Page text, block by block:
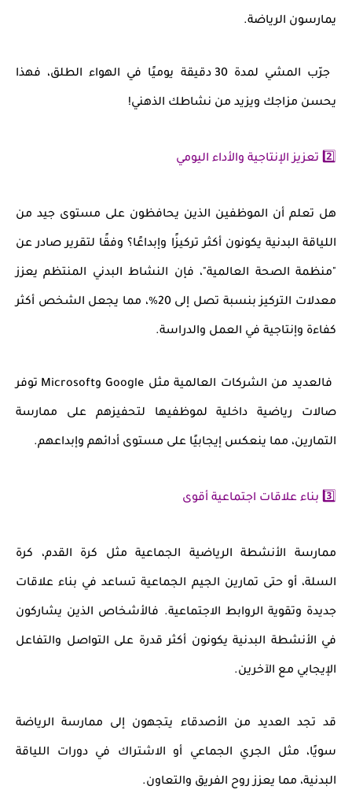
يمارسون الرياضة.
جرّب المشي لمدة 30 دقيقة يوميًا في الهواء الطلق، فهذا
يحسن مزاجك ويزيد من نشاطك الذهني!
2️⃣ تعزيز الإنتاجية والأداء اليومي
هل تعلم أن الموظفين الذين يحافظون على مستوى جيد من
اللياقة البدنية يكونون أكثر تركيزًا وإبداعًا؟ وفقًا لتقرير صادر عن
"منظمة الصحة العالمية"، فإن النشاط البدني المنتظم يعزز
معدلات التركيز بنسبة تصل إلى 20% ، مما يجعل الشخص أكثر
كفاءة وإنتاجية في العمل والدراسة.
فالعديد من الشركات العالمية مثل Google وMicrosoft توفر
صالات رياضية داخلية لموظفيها لتحفيزهم على ممارسة
التمارين، مما ينعكس إيجابيًا على مستوى أدائهم وإبداعهم.
3️⃣ بناء علاقات اجتماعية أقوى
ممارسة الأنشطة الرياضية الجماعيةمثل كرة القدم، كرة
السلة، أو حتى تمارين الجيم الجماعية تساعد في بناء علاقات
جديدة وتقوية الروابط الاجتماعية. فالأشخاص الذين يشاركون
في الأنشطة البدنية يكونون أكثر قدرة على التواصل والتفاعل
الإيجابي مع الآخرين.
قد تجد العديد من الأصدقاء يتجهون إلى ممارسة الرياضة
سويًا، مثل الجري الجماعي أو الاشتراك في دورات اللياقة
البدنية، مما يعزز روح الفريق والتعاون.